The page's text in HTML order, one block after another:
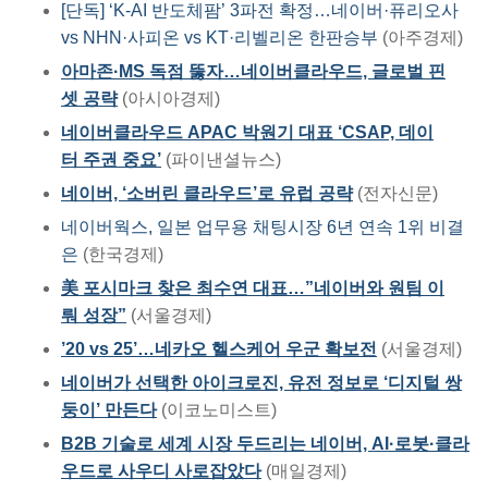
[단독] ‘K-AI 반도체팜’ 3파전 확정…네이버·퓨리오사
vs NHN·사피온 vs KT·리벨리온 한판승부 (아주경제)
아마존·MS 독점 뚫자…네이버클라우드, 글로벌 핀
셋 공략(아시아경제)
네이버클라우드 APAC 박원기 대표 ‘CSAP, 데이
터 주권 중요’ (파이낸셜뉴스)
네이버, ‘소버린 클라우드’로 유럽 공략(전자신문)
네이버웍스, 일본 업무용 채팅시장 6년 연속 1위 비결
은 (한국경제)
美 포시마크 찾은 최수연 대표…”네이버와 원팀 이
뤄 성장” (서울경제)
’20 vs 25’…네카오 헬스케어 우군 확보전 (서울경제)
네이버가 선택한 아이크로진, 유전 정보로 ‘디지털 쌍
둥이’ 만든다(이코노미스트)
B2B 기술로 세계 시장 두드리는 네이버, AI·로봇·클라
우드로 사우디 사로잡았다(매일경제)